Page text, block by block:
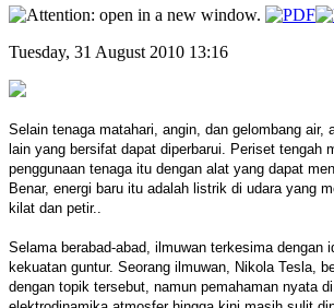
Tuesday, 31 August 2010 13:16
Selain tenaga matahari, angin, dan gelombang air,
lain yang bersifat dapat diperbarui. Periset tengah
penggunaan tenaga itu dengan alat yang dapat
Benar, energi baru itu adalah listrik di udara yang
kilat dan petir..
Selama berabad-abad, ilmuwan terkesima dengan
kekuatan guntur. Seorang ilmuwan, Nikola Tesla,
dengan topik tersebut, namun pemahaman nyata